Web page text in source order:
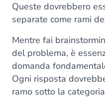
Queste dovrebbero
separate come rami
Mentre fai
del problema, è
domanda
Ogni risposta
ramo sotto la